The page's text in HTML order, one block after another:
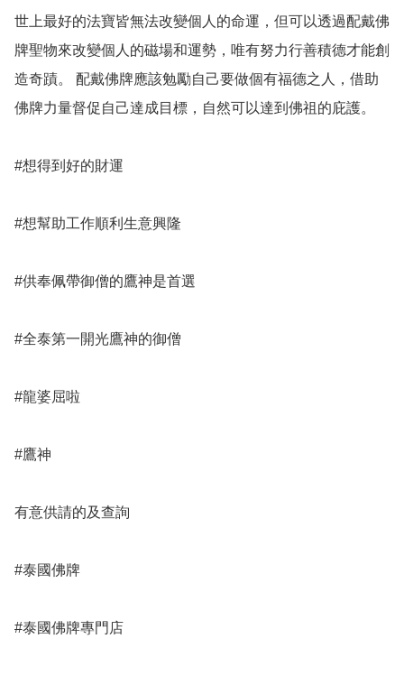
世上最好的法寶皆無法改變個人的命運，但可以透過配戴佛
牌聖物來改變個人的磁場和運勢，唯有努力行善積德才能創
造奇蹟。 配戴佛牌應該勉勵自己要做個有福德之人，借助
佛牌力量督促自己達成目標，自然可以達到佛祖的庇護。
#想得到好的財運
#想幫助工作順利生意興隆
#供奉佩帶御僧的鷹神是首選
#全泰第一開光鷹神的御僧
#龍婆屈啦
#鷹神
有意供請的及查詢
#泰國佛牌
#泰國佛牌專門店